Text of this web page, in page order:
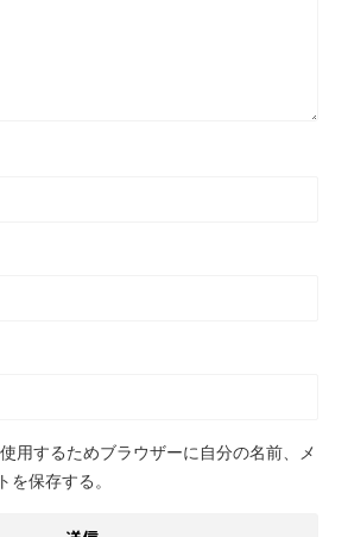
用するためブラウザーに自分の名前、メ
を保存する。